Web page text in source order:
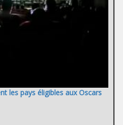
les pays éligibles aux Oscars